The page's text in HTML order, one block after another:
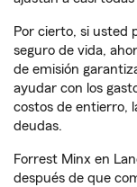
Por cierto, si usted
seguro de vida,
de emisión
ayudar con los
costos de entierro,
deudas.
Forrest Minx en
después de que